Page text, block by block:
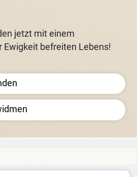
jetzt mit einem
Ewigkeit befreiten Lebens!